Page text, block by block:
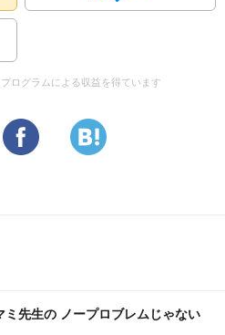
ログラムによる収益を得ています
ミ先生の ノープロブレムじゃない